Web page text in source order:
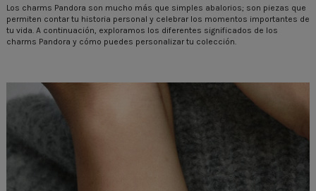
Los charms Pandora son mucho más que simples abalorios; son piezas que
permiten contar tu historia personal y celebrar los momentos importantes de
tu vida. A continuación, exploramos los diferentes significados de los
charms Pandora y cómo puedes personalizar tu colección.